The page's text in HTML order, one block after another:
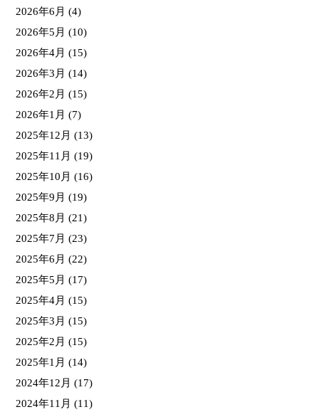
2026年6月 (4)
2026年5月 (10)
2026年4月 (15)
2026年3月 (14)
2026年2月 (15)
2026年1月 (7)
2025年12月 (13)
2025年11月 (19)
2025年10月 (16)
2025年9月 (19)
2025年8月 (21)
2025年7月 (23)
2025年6月 (22)
2025年5月 (17)
2025年4月 (15)
2025年3月 (15)
2025年2月 (15)
2025年1月 (14)
2024年12月 (17)
2024年11月 (11)